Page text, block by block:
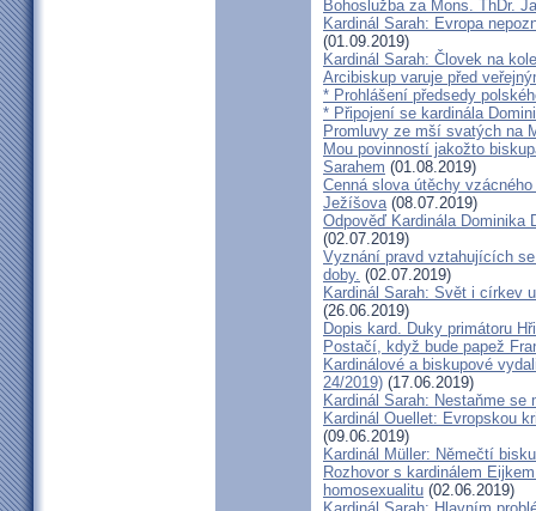
Bohoslužba za Mons. ThDr.
Kardinál Sarah: Evropa
(01.09.2019)
Kardinál Sarah: Človek na
Arcibiskup varuje před
* Prohlášení předsedy
* Připojení se kardinála
Promluvy ze mší svatých na
Mou povinností jakožto
Sarahem (01.08.2019)
Cenná slova útěchy
Ježíšova(08.07.2019)
Odpověď Kardinála Dominika
(02.07.2019)
Vyznání pravd vztahujících
doby. (02.07.2019)
Kardinál Sarah: Svět i církev
(26.06.2019)
Dopis kard. Duky primátoru
Postačí, když bude papež
Kardinálové a biskupové
24/2019) (17.06.2019)
Kardinál Sarah: Nestaňme
Kardinál Ouellet: Evropskou
(09.06.2019)
Kardinál Müller: Němečtí
Rozhovor s kardinálem
homosexualitu (02.06.2019)